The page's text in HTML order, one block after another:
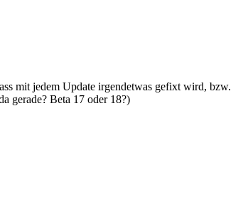
mit jedem Update irgendetwas gefixt wird, bzw.
gerade? Beta 17 oder 18?)